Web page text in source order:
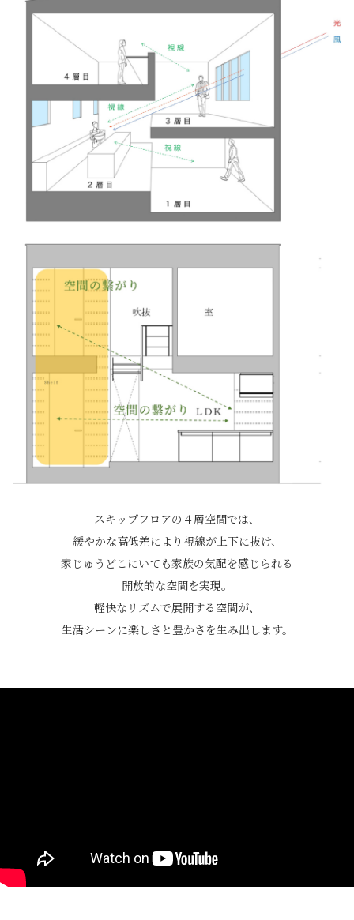
スキップフロアの４層空間では、
緩やかな高低差により視線が上下に抜け、
家じゅうどこにいても家族の気配を感じられる
開放的な空間を実現。
軽快なリズムで展開する空間が、
生活シーンに楽しさと豊かさを生み出します。